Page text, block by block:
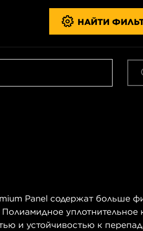
НАЙТИ
Panel содержат больше
уплотнительное
и устойчивостью к